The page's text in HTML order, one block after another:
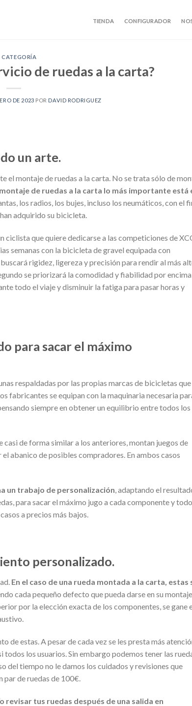
TIENDA CONFIGURADOR
CATEGORÍA
de ruedas a la carta?
DE 2023 POR DAVID RODRIGUEZ
un arte.
el montaje de ruedas a la carta. No se trata sólo de
de ruedas a la carta lo más importante está
los radios, los bujes, incluso los neumáticos, con el
adquirido su bicicleta.
ciclista que quiere dedicarse a las competiciones de
semanas con la bicicleta de gravel equipada con
rigidez, ligereza y precisión para rendir al más
se priorizará la comodidad y fiabilidad por
todo el viaje y disminuir la fatiga para pasar horas y
para sacar el máximo
respaldadas por las propias marcas de bicicletas que
fabricantes se equipan con la maquinaria necesaria
siempre en obtener un equilibrio entre todos los
casi de forma similar a los anteriores, montan juegos de
abanico de posibles compradores. En ambos casos
un trabajo de personalización, adaptando el
para sacar el máximo jugo a cada componente y todo
a precios más bajos.
personalizado.
En el caso de una rueda montada a la carta, estas
cada pequeño defecto que pueda darse en su
por la elección exacta de los componentes, se gane
de estas. A pesar de cada vez se les presta más
todos los usuarios. Sin embargo podemos tener las
del tiempo no le damos los cuidados y revisiones que
par de ruedas de 100€.
tus ruedas después de una salida en